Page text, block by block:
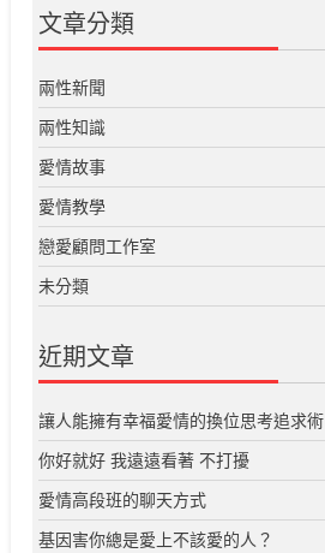
文章分類
兩性新聞
兩性知識
愛情故事
愛情教學
戀愛顧問工作室
未分類
近期文章
讓人能擁有幸福愛情的換位思考追求術
你好就好 我遠遠看著 不打擾
愛情高段班的聊天方式
基因害你總是愛上不該愛的人？